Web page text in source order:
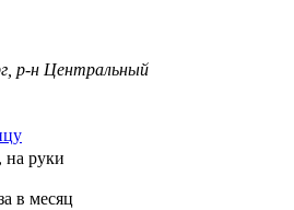
р-н Центральный
на руки
в месяц